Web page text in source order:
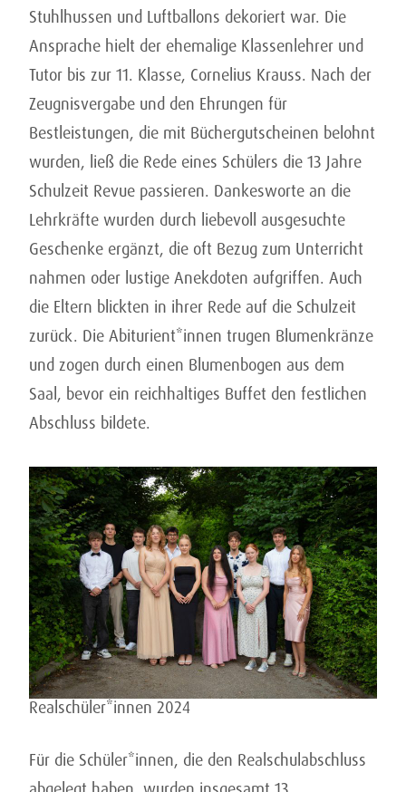
Stuhlhussen und Luftballons dekoriert war. Die
Ansprache hielt der ehemalige Klassenlehrer und
Tutor bis zur 11. Klasse, Cornelius Krauss. Nach der
Zeugnisvergabe und den Ehrungen für
Bestleistungen, die mit Büchergutscheinen belohnt
wurden, ließ die Rede eines Schülers die 13 Jahre
Schulzeit Revue passieren. Dankesworte an die
Lehrkräfte wurden durch liebevoll ausgesuchte
Geschenke ergänzt, die oft Bezug zum Unterricht
nahmen oder lustige Anekdoten aufgriffen. Auch
die Eltern blickten in ihrer Rede auf die Schulzeit
zurück. Die Abiturient*innen trugen Blumenkränze
und zogen durch einen Blumenbogen aus dem
Saal, bevor ein reichhaltiges Buffet den festlichen
Abschluss bildete.
Realschüler*innen 2024
Für die Schüler*innen, die den Realschulabschluss